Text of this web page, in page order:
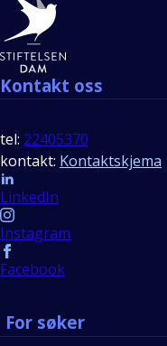
Bunntekst
Kontakt oss
tel: 22405370
kontakt: Kontaktskjema
Follow us
LinkedIn
Instagram
Facebook
For søker